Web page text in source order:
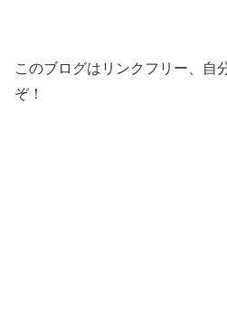
このブログはリンクフリー、自
ぞ！